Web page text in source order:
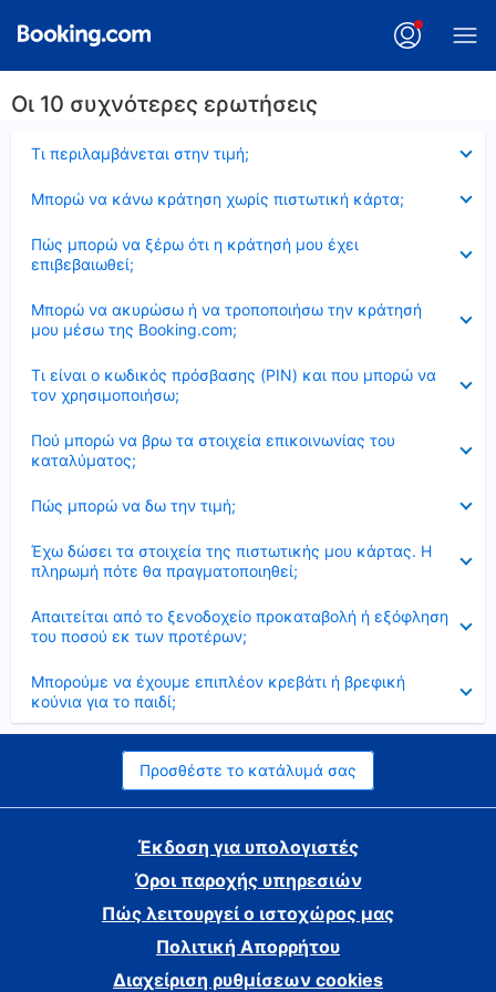
Οι 10 συχνότερες ερωτήσεις
Τι περιλαμβάνεται στην τιμή;
Μπορώ να κάνω κράτηση χωρίς πιστωτική κάρτα;
Πώς μπορώ να ξέρω ότι η κράτησή μου έχει
επιβεβαιωθεί;
Μπορώ να ακυρώσω ή να τροποποιήσω την κράτησή
μου μέσω της Booking.com;
Τι είναι ο κωδικός πρόσβασης (PIN) και που μπορώ να
τον χρησιμοποιήσω;
Πού μπορώ να βρω τα στοιχεία επικοινωνίας του
καταλύματος;
Πώς μπορώ να δω την τιμή;
Έχω δώσει τα στοιχεία της πιστωτικής μου κάρτας. Η
πληρωμή πότε θα πραγματοποιηθεί;
Απαιτείται από το ξενοδοχείο προκαταβολή ή εξόφληση
του ποσού εκ των προτέρων;
Μπορούμε να έχουμε επιπλέον κρεβάτι ή βρεφική
κούνια για το παιδί;
Προσθέστε το κατάλυμά σας
Έκδοση για υπολογιστές
Όροι παροχής υπηρεσιών
Πώς λειτουργεί ο ιστοχώρος μας
Πολιτική Απορρήτου
Διαχείριση ρυθμίσεων cookies